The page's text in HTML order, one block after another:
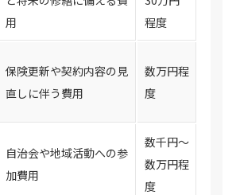
用
程度
保険更新や契約内容の見
直しに伴う費用
数万円程
度
自治会や地域活動への参
加費用
数千円〜
数万円程
度